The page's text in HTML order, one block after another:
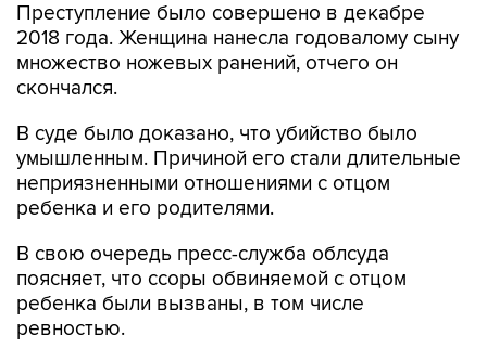
Преступление было совершено в декабре
2018 года. Женщина нанесла годовалому сыну
множество ножевых ранений, отчего он
скончался.
В суде было доказано, что убийство было
умышленным. Причиной его стали длительные
неприязненными отношениями с отцом
ребенка и его родителями.
В свою очередь пресс-служба облсуда
поясняет, что ссоры обвиняемой с отцом
ребенка были вызваны, в том числе
ревностью.